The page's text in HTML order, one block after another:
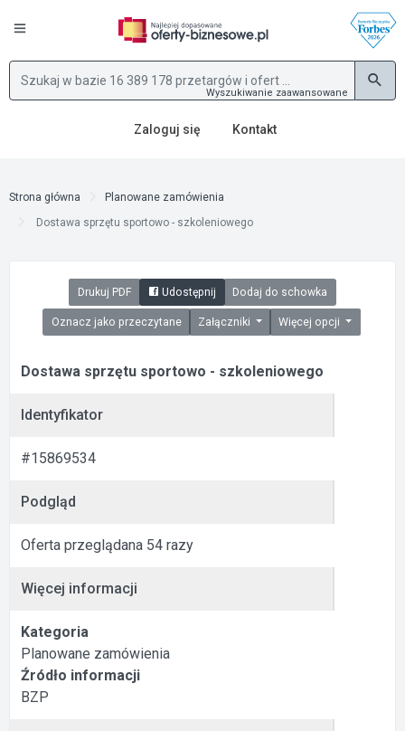
Wyszukiwanie zaawansowane
Zaloguj się Kontakt
Strona główna
Planowane zamówienia
Dostawa sprzętu sportowo - szkoleniowego
Drukuj PDF Udostępnij Dodaj do schowka
Oznacz jako przeczytane Załączniki Więcej opcji
Dostawa sprzętu sportowo - szkoleniowego
Identyfikator
#15869534
Podgląd
Oferta przeglądana 54 razy
Więcej informacji
Kategoria
Planowane zamówienia
Źródło informacji
BZP